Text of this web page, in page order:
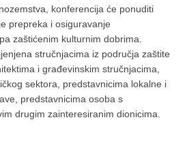
konferencija će ponuditi
prepreka i osiguravanje
zaštićenim kulturnim dobrima.
stručnjacima iz područja zaštite
i građevinskim stručnjacima,
sektora, predstavnicima lokalne i
predstavnicima osoba s
drugim zainteresiranim dionicima.